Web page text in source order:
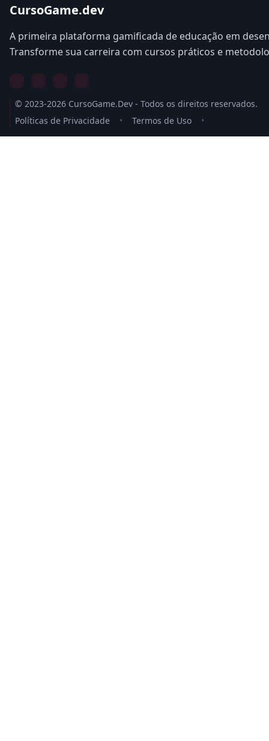
CursoGame.dev
A primeira plataforma gamificada de educação em
Transforme sua carreira com cursos práticos e
© 2023-2026 CursoGame.Dev - Todos os direitos reservados.
Políticas de Privacidade
• Termos de Uso •